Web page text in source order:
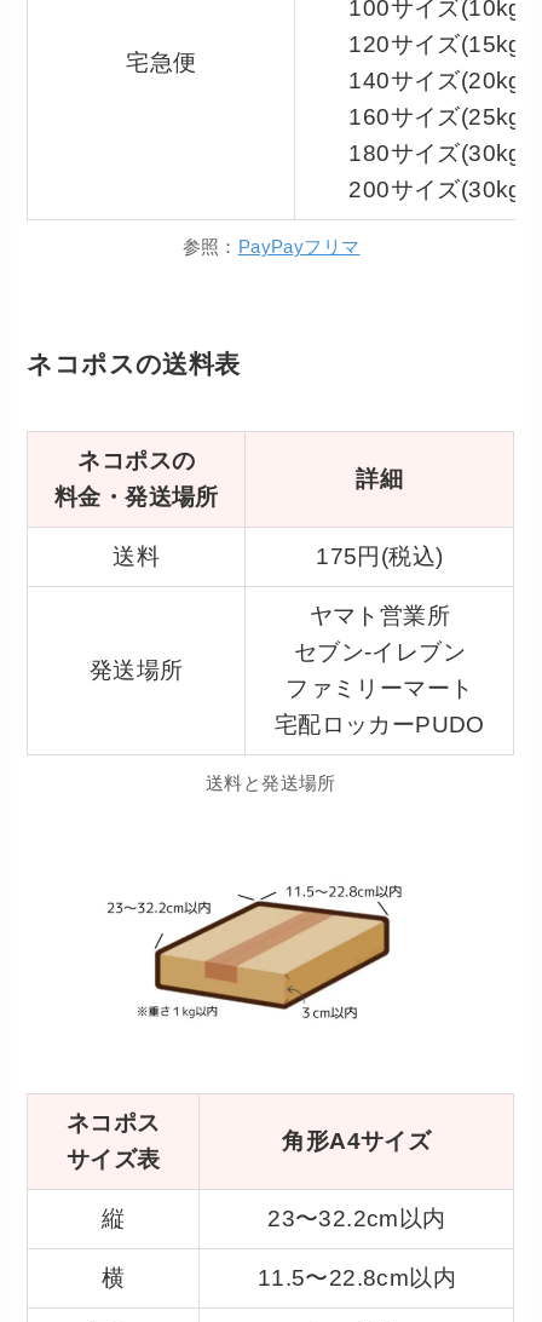
宅急便
100サイズ(10kg
120サイズ(15kg
140サイズ(20kg
160サイズ(25kg
180サイズ(30kg
200サイズ(30kg
参照： PayPayフリマ
ネコポスの送料表
ネコポスの
料金・発送場所
詳細
送料 175円(税込)
発送場所
ヤマト営業所
セブン-イレブン
ファミリーマート
宅配ロッカーPUDO
送料と発送場所
ネコポス
サイズ表
角形A4サイズ
縦 23〜32.2cm以内
横 11.5〜22.8cm以内